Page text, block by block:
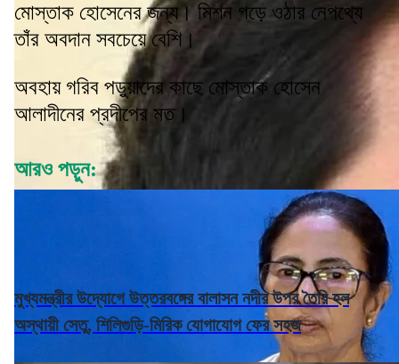
মোস্তাক হোসেনের জন্য। মিশন গড়ে ওঠার নেপথ্যে
তাঁর অবদান সবচেয়ে বেশি।
অবহায় গরিব পড়ুয়াদের কাছে মোস্তাক হোসেন
আলাদীনের প্রদীপের মত।
আরও পড়ুন:
মুখ্যমন্ত্রীর উদ্যোগে উত্তরবঙ্গের বালাসন নদীর উপর তৈরি হল
অস্থায়ী সেতু, শিলিগুড়ি-মিরিক যোগাযোগ ফের সহজ